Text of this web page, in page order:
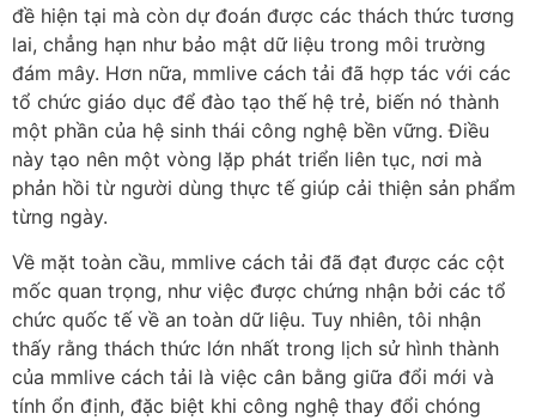
đề hiện tại mà còn dự đoán được các thách thức tương
lai, chẳng hạn như bảo mật dữ liệu trong môi trường
đám mây. Hơn nữa, mmlive cách tải đã hợp tác với các
tổ chức giáo dục để đào tạo thế hệ trẻ, biến nó thành
một phần của hệ sinh thái công nghệ bền vững. Điều
này tạo nên một vòng lặp phát triển liên tục, nơi mà
phản hồi từ người dùng thực tế giúp cải thiện sản phẩm
từng ngày.
Về mặt toàn cầu, mmlive cách tải đã đạt được các cột
mốc quan trọng, như việc được chứng nhận bởi các tổ
chức quốc tế về an toàn dữ liệu. Tuy nhiên, tôi nhận
thấy rằng thách thức lớn nhất trong lịch sử hình thành
của mmlive cách tải là việc cân bằng giữa đổi mới và
tính ổn định, đặc biệt khi công nghệ thay đổi chóng